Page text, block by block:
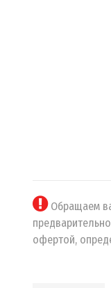
Обращаем
офертой,